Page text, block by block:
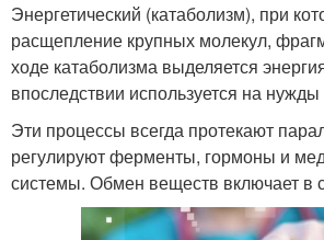
Энергетический (катаболизм), при
расщепление крупных молекул,
ходе катаболизма выделяется
впоследствии используется на
Эти процессы всегда протекают
регулируют ферменты, гормоны и
системы. Обмен веществ включает в